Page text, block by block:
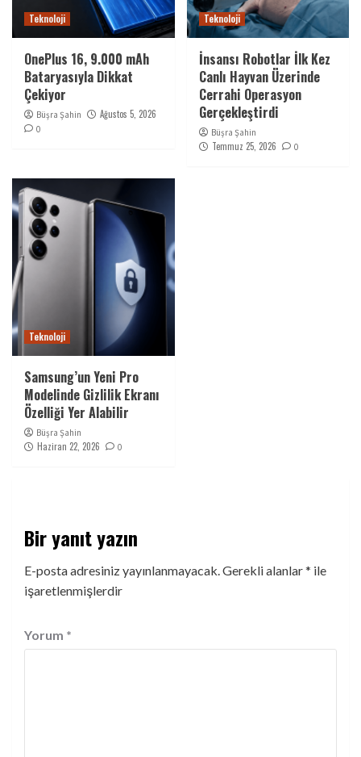
Teknoloji
OnePlus 16, 9.000 mAh
Bataryasıyla Dikkat
Çekiyor
Büşra Şahin Ağustos 5, 2026
0
Teknoloji
İnsansı Robotlar İlk Kez
Canlı Hayvan Üzerinde
Cerrahi Operasyon
Gerçekleştirdi
Büşra Şahin
Temmuz 25, 2026 0
Teknoloji
Samsung’un Yeni Pro
Modelinde Gizlilik Ekranı
Özelliği Yer Alabilir
Büşra Şahin
Haziran 22, 2026 0
Bir yanıt yazın
E-posta adresiniz yayınlanmayacak.Gerekli alanlar* ile
işaretlenmişlerdir
Yorum *